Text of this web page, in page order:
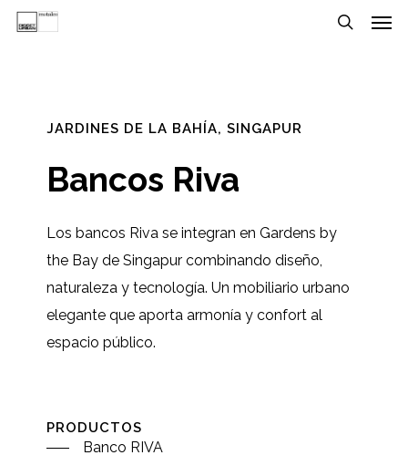
Skip
JARDINES DE LA BAHÍA, SINGAPUR
Bancos Riva
Los bancos Riva se integran en Gardens by
the Bay de Singapur combinando diseño,
naturaleza y tecnología. Un mobiliario urbano
elegante que aporta armonía y confort al
espacio público.
PRODUCTOS
Banco RIVA
Menu